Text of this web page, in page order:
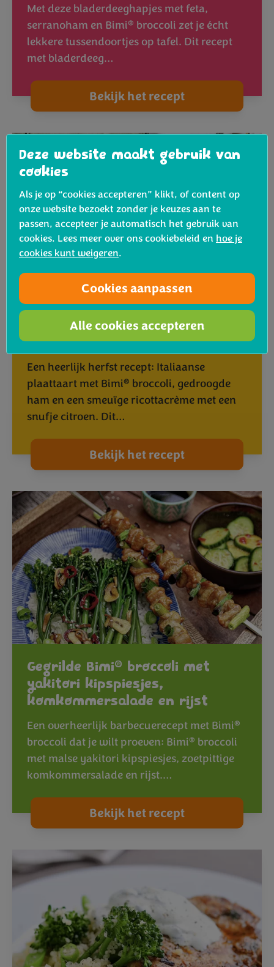
Met deze bladerdeeghapjes met feta,
serranoham en Bimi® broccoli zet je écht
lekkere tussendoortjes op tafel. Dit recept
met bladerdeeg…
Bekijk het recept
Italiaanse plaattaart met Bimi®
broccoli, gedroogde ham en
ricotta-citroencrème
Een heerlijk herfst recept: Italiaanse
plaattaart met Bimi® broccoli, gedroogde
ham en een smeuïge ricottacrème met een
snufje citroen. Dit…
Bekijk het recept
Gegrilde Bimi® broccoli met
yakitori kipspiesjes,
komkommersalade en rijst
Een overheerlijk barbecuerecept met Bimi®
broccoli dat je wilt proeven: Bimi® broccoli
met malse yakitori kipspiesjes, zoetpittige
komkommersalade en rijst.…
Bekijk het recept
Deze website maakt gebruik van
cookies
Als je op “cookies accepteren” klikt, of content op
onze website bezoekt zonder je keuzes aan te
passen, accepteer je automatisch het gebruik van
cookies. Lees meer over ons cookiebeleid en hoe je
cookies kunt weigeren.
Cookies aanpassen
Alle cookies accepteren